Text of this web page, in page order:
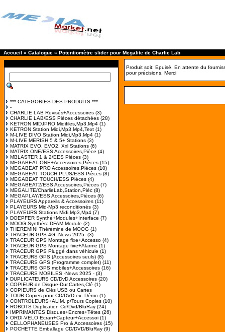
Accueil » Catalogue » Potentiomètre slider pour Megalite de Charlie Lab
*** CATEGORIES DES PRODUITS ***
-
CHARLIE LAB Revisés+Accessoires (3)
CHARLIE LAB/ESS Pièces détachées (28)
KETRON MIDJPRO Midifiles,Mp3,Mp4 (1)
KETRON Station Midi,Mp3,Mp4,Text (1)
M-LIVE DIVO Station:Midi,Mp3,Mp4 (1)
M-LIVE MERISH 5 & 5+ Stations (3)
MATRIX EVO, EVO2, Xxl Stations (6)
MATRIX ONE/ESS Accessoires,Pièce (4)
MBLASTER 1 & 2/EES Pièces (3)
MEGABEAT ONE+Accessoires,Pièces (15)
MEGABEAT PRO Accessoires,Pièces (10)
MEGABEAT TOUCH PLUS/ESS Pièces (8)
MEGABEAT TOUCH/ESS Pièces (4)
MEGABEAT2/ESS Accessoires,Pièces (7)
MEGALITE/CharlieLab,Station,Pièc (8)
MEGAPLAY/ESS Accessoires,Pièces (6)
PLAYEURS Appareils & Accessoires (11)
PLAYEURS Mid-Mp3 reconditionés (3)
PLAYEURS Stations Midi,Mp3,Mp4 (7)
DOEPFER Synthé+Modules+Interface (7)
MOOG Synthés: DFAM Module (2)
THEREMINI Thérémine de MOOG (1)
TRACEUR GPS 4G -News 2025- (3)
TRACEUR GPS Montage fixe+Accesso (4)
TRACEUR GPS Montage fixe+Alarme (1)
TRACEUR GPS Pluggé dans véhicule (1)
TRACEURS GPS (Accessoires seuls) (8)
TRACEURS GPS (Programme complet) (11)
TRACEURS GPS mobiles+Accessoires (16)
TRACEURS MOBILES -News 2025 - (3)
DUPLICATEURS CD/DvD Accessoires (20)
COPIEUR de Disque-Dur,Cartes,Clé (1)
COPIEURS de Clés USB ou Cartes
TOUR Copies pour CD/DVD ex. Démo (1)
CONTROLEURS+ALIM. p/Tours Copies (10)
ROBOTS Duplication Cd/Dvd/BluRay (24)
IMPRIMANTES Disques+Encres+Têtes (26)
ORDI-VELO Ecran+Capteur+Accessoi (1)
CELLOPHANEUSES Pro & Accessoires (15)
POCHETTE Emballage CD/DVD/BluRay (9)
Produit soit: Epuisé, En attente du
pour précisions. Merci